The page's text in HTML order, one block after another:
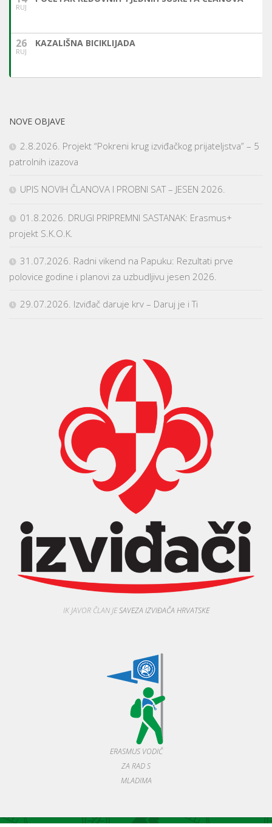
RUJ
26
RUJ
KAZALIŠNA BICIKLIJADA
NOVE OBJAVE
2.8.2026. Projekt “Pokreni krug izviđačkog prijateljstva” – 5
patrolnih izazova
UPIS NOVIH ČLANOVA I PROBNI SAT – JESEN 2026.
01.8.2026. DRUGI PRIPREMNI SASTANAK: Erasmus+
projekt S.K.O.K.
31.07.2026. Radni vikend na Papuku: Rezultati prve
polovice godine i planovi za uzbudljivu jesen 2026.
29.07.2026. Izviđač daruje krv – Daruj je i Ti
IK JAVOR ČLAN JESAVEZA IZVIĐAČA HRVATSKE
ERASMUS VODIČ
ZA RAD S
MLADIMA